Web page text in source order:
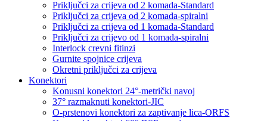
Priključci za crijeva od 2 komada-Standard
Priključci za crijeva od 2 komada-spiralni
Priključci za crijeva od 1 komada-Standard
Priključci za crijevo od 1 komada-spiralni
Interlock crevni fitinzi
Gurnite spojnice crijeva
Okretni priključci za crijeva
Konektori
Konusni konektori 24°-metrički navoj
37° razmaknuti konektori-JIC
O-prstenovi konektori za zaptivanje lica-ORFS